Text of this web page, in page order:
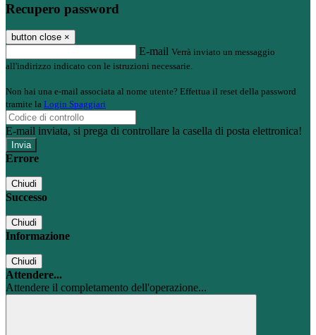
Recupero password
button close ×
E-mail Verrà inviato un messaggio
all'indirizzo indicato con le istruzioni necessarie.
Non hai una e-mail associata al nome utente? Effettua il reset della password
tramite la Login Spaggiari
E-mail inviata, si prega di controllare la casella di posta elettronica!
Errore
Chiudi
Successo
Chiudi
Informazione
Chiudi
Attendere...
Attendere il completamento dell'operazione...